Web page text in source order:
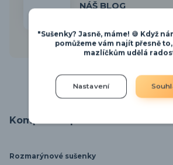
NÁŠ BLOG
Kompletní specifikace
Rozmarýnové sušenky
"Sušenky? Jasně, máme! 🍪 Když
pomůžeme vám najít přesně
mazlíčkům udělá
Nastavení